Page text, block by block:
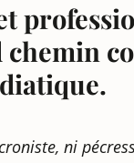
ni